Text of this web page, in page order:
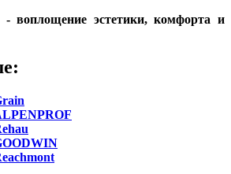
воплощение эстетики, комфорта и